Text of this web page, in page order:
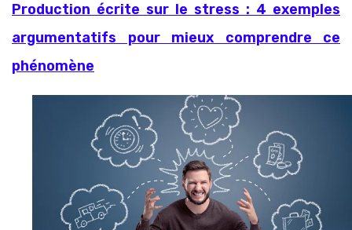
Production écrite sur le stress : 4 exemples
argumentatifs pour mieux comprendre ce
phénomène